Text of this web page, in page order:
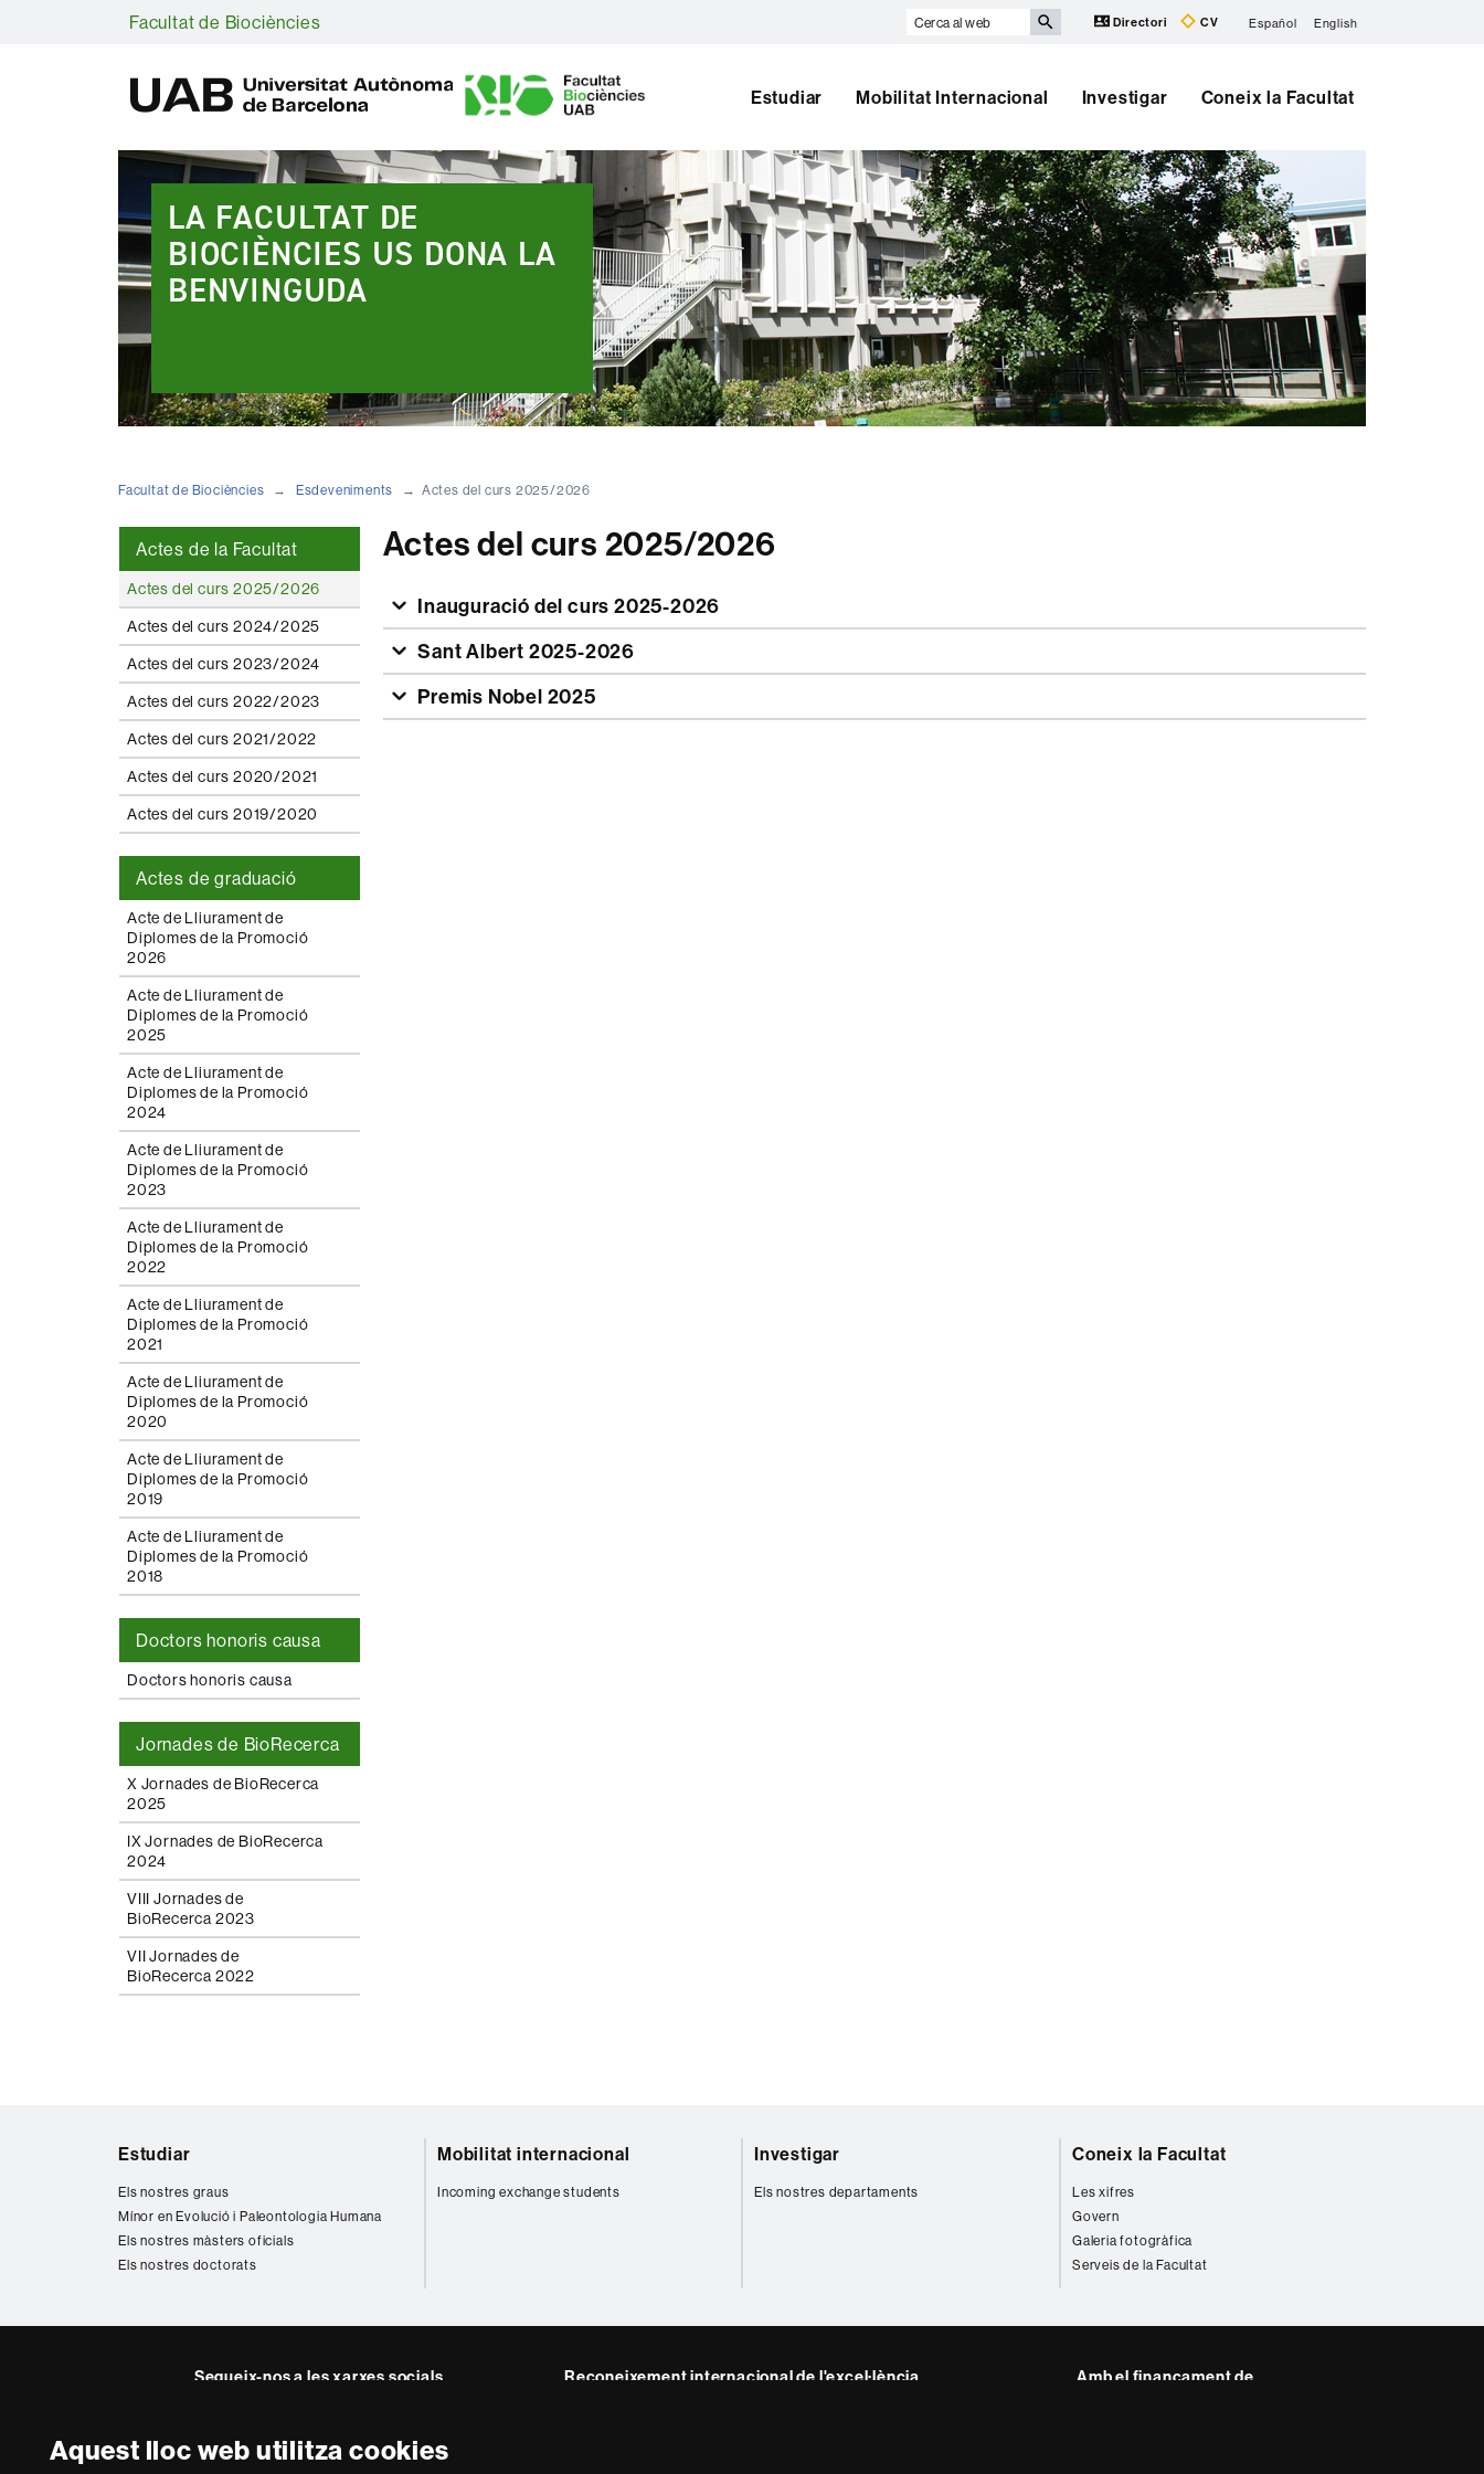
Aquest lloc web utilitza cookies
Facultat de Biociències
Cerca
Directori CV Español English
A
B
Estudiar Mobilitat Internacional Investigar Coneix la Facultat
Destacats
LA FACULTAT DE
BIOCIÈNCIES US DONA LA
BENVINGUDA
Facultat de Biociències Esdeveniments Actes del curs 2025/2026
Actes de la Facultat
Actes del curs 2025/2026
Actes del curs 2024/2025
Actes del curs 2023/2024
Actes del curs 2022/2023
Actes del curs 2021/2022
Actes del curs 2020/2021
Actes del curs 2019/2020
Actes de graduació
Acte de Lliurament de
Diplomes de la Promoció
2026
Acte de Lliurament de
Diplomes de la Promoció
2025
Acte de Lliurament de
Diplomes de la Promoció
2024
Acte de Lliurament de
Diplomes de la Promoció
2023
Acte de Lliurament de
Diplomes de la Promoció
2022
Acte de Lliurament de
Diplomes de la Promoció
2021
Acte de Lliurament de
Diplomes de la Promoció
2020
Acte de Lliurament de
Diplomes de la Promoció
2019
Acte de Lliurament de
Diplomes de la Promoció
2018
Doctors honoris causa
Doctors honoris causa
Jornades de BioRecerca
X Jornades de BioRecerca
2025
IX Jornades de BioRecerca
2024
VIII Jornades de
BioRecerca 2023
VII Jornades de
BioRecerca 2022
Actes del curs 2025/2026
Inauguració del curs 2025-2026
Sant Albert 2025-2026
Premis Nobel 2025
Estudiar
Els nostres graus
Mínor en Evolució i Paleontologia Humana
Els nostres màsters oficials
Els nostres doctorats
Mobilitat internacional
Incoming exchange students
Investigar
Els nostres departaments
Coneix la Facultat
Les xifres
Govern
Galeria fotogràfica
Serveis de la Facultat
Segueix-nos a les xarxes socials Reconeixement internacional de l'excel·lència Amb el finançament de